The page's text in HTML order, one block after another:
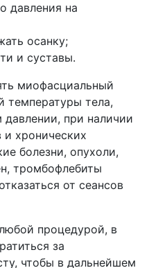
давления на
осанку;
и суставы.
миофасциальный
температуры тела,
при наличии
и хронических
болезни, опухоли,
тромбофлебиты
от сеансов
процедурой, в
за
чтобы в дальнейшем